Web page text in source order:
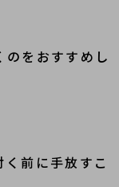
をおすすめし
前に手放すこ